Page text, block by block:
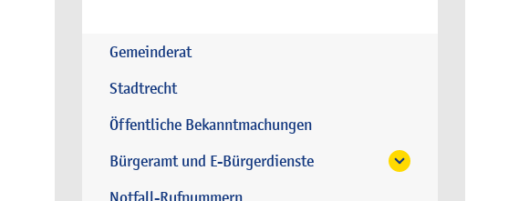
Gemeinderat
Stadtrecht
Öffentliche Bekanntmachungen
Bürgeramt und E-Bürgerdienste